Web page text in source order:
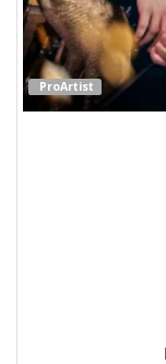
ProArtist